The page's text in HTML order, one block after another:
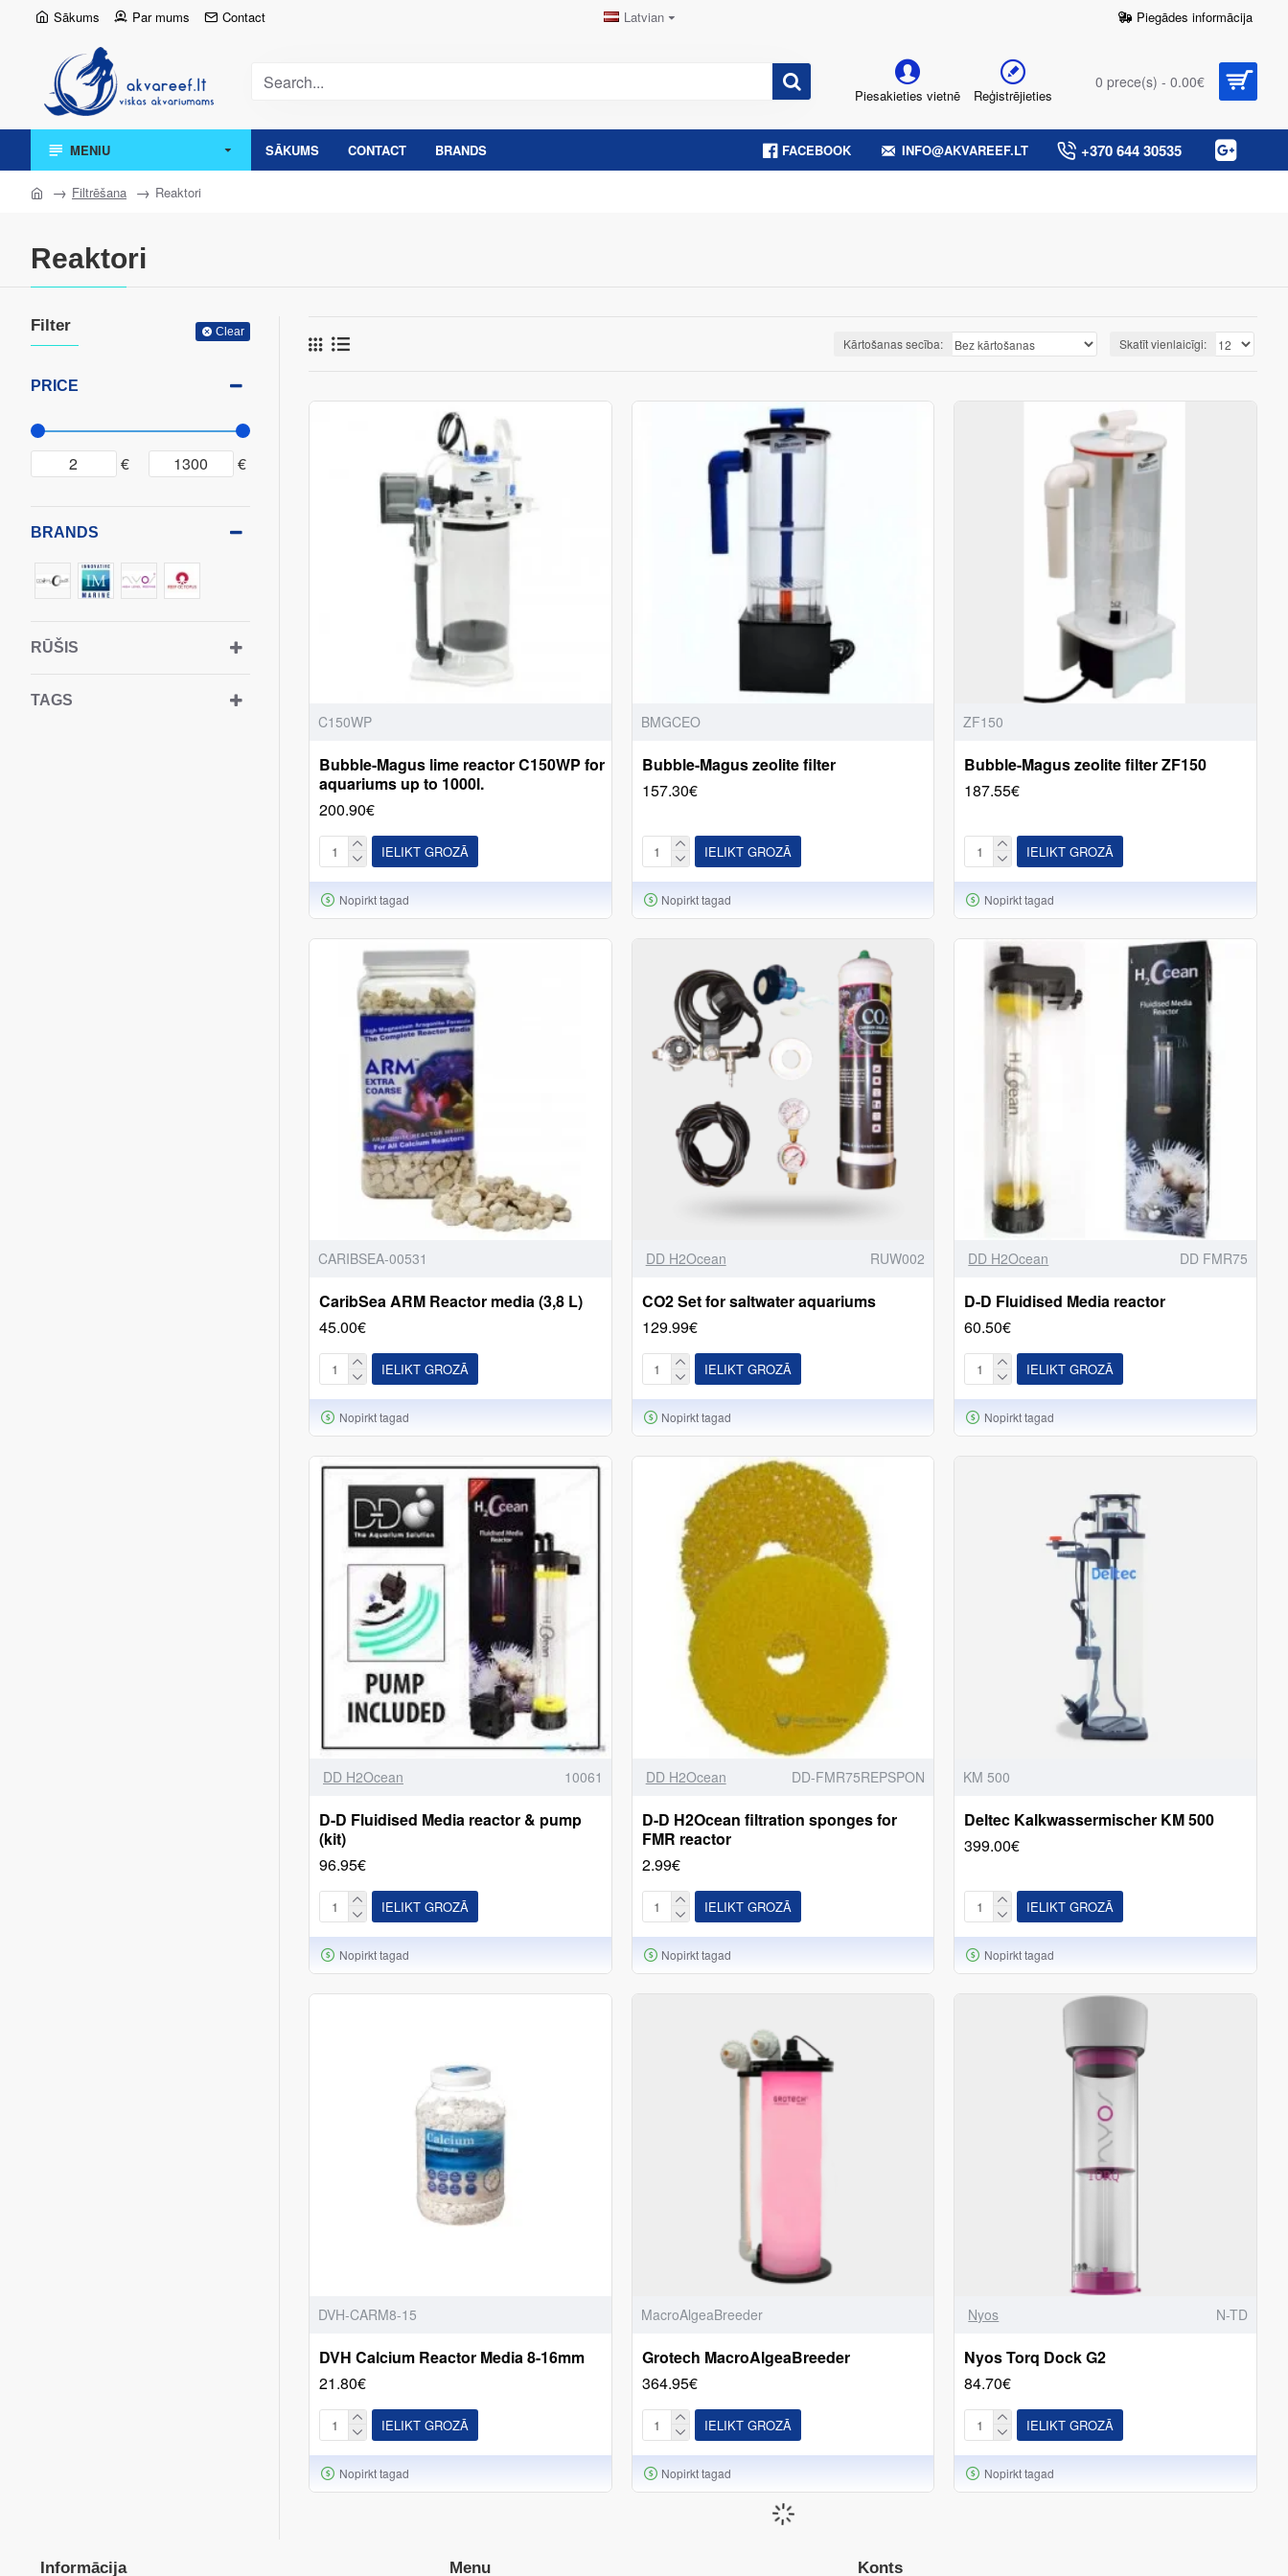
Sākums Par mums Contact Latvian Piegādes informācija
Piesakieties vietnē Reģistrējieties
0 prece(s) - 0.00€
MENIU SĀKUMS CONTACT BRANDS FACEBOOK INFO@AKVAREEF.LT +370 644 30535
Filtrēšana Reaktori
Reaktori
Filter Clear
PRICE
€ €
BRANDS
RŪŠIS
TAGS
Kārtošanas secība: Skatīt vienlaicīgi:
C150WP
Bubble-Magus lime reactor C150WP for
aquariums up to 1000l.
200.90€
IELIKT GROZĀ
Nopirkt tagad
BMGCEO
Bubble-Magus zeolite filter
157.30€
IELIKT GROZĀ
Nopirkt tagad
ZF150
Bubble-Magus zeolite filter ZF150
187.55€
IELIKT GROZĀ
Nopirkt tagad
CARIBSEA-00531
CaribSea ARM Reactor media (3,8 L)
45.00€
IELIKT GROZĀ
Nopirkt tagad
DD H2Ocean RUW002
CO2 Set for saltwater aquariums
129.99€
IELIKT GROZĀ
Nopirkt tagad
DD H2Ocean DD FMR75
D-D Fluidised Media reactor
60.50€
IELIKT GROZĀ
Nopirkt tagad
DD H2Ocean 10061
D-D Fluidised Media reactor & pump
(kit)
96.95€
IELIKT GROZĀ
Nopirkt tagad
DD H2Ocean DD-FMR75REPSPON
D-D H2Ocean filtration sponges for
FMR reactor
2.99€
IELIKT GROZĀ
Nopirkt tagad
KM 500
Deltec Kalkwassermischer KM 500
399.00€
IELIKT GROZĀ
Nopirkt tagad
DVH-CARM8-15
DVH Calcium Reactor Media 8-16mm
21.80€
IELIKT GROZĀ
Nopirkt tagad
MacroAlgeaBreeder
Grotech MacroAlgeaBreeder
364.95€
IELIKT GROZĀ
Nopirkt tagad
Nyos N-TD
Nyos Torq Dock G2
84.70€
IELIKT GROZĀ
Nopirkt tagad
Informācija Menu Konts